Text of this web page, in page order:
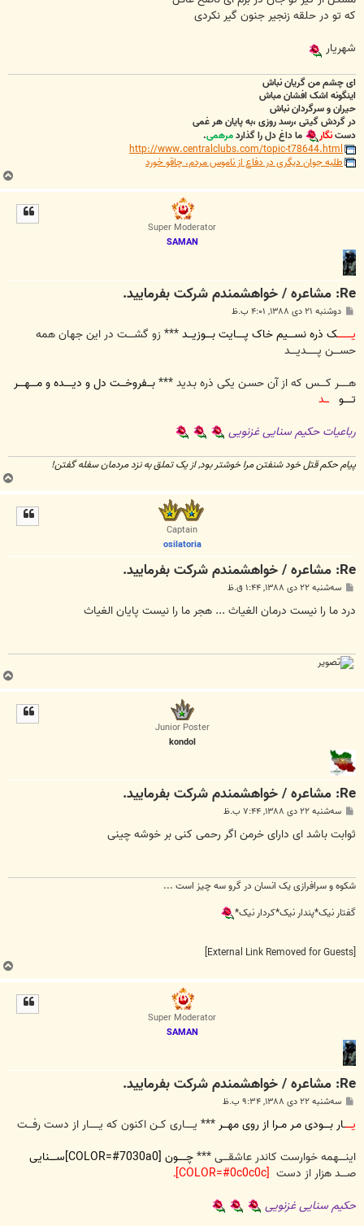
که تو در حلقه زنجیر جنون گیر نکردی
شهریار
ای چشم من گریان نباش
اینگونه اشک افشان مباش
حیران و سرگردان نباش
در گردش گیتی ،رسد روزی ،به پایان هر غمی
دستنگار ما داغ دل را گذاردمرهمی.
http://www.centralclubs.com/topic-t78644.html
طلبه جوان دیگری در دفاع از ناموس مردم، چاقو خورد
ب
ا
Super Moderator
SAMAN
Re: مشاعره / خواهشمندم شرکت بفرماييد.
پ دوشنبه ۲۱ دی ۱۳۸۸, ۴:۰۱ ب.ظ
یـــــــــک ذره نســــیم خاک پـــــایت بــــوزیـــد*** زو گشــــت در این جهان همه
حســــن پـــــــدیــــد
هــــــر کــــس که از آن حسـن یکی ذره بـدید ***بـــفروخـــت دل و دیـــــده و مــــهــــر
تـــــو ـــد
رباعیات حکیم سنایی غزنویی
پیام حکم قتل خود شنفتن مرا خوشتر بود, از یک تملق به نزد مردمان سفله گفتن!
ب
ا
Captain
osilatoria
Re: مشاعره / خواهشمندم شرکت بفرماييد.
پ
ت
سه‌شنبه ۲۲ دی ۱۳۸۸, ۱:۴۴ ق.ظ
درد ما را نیست درمان الغیاث ... هجر ما را نیست پایان الغیاث
ب
ا
Junior Poster
kondol
Re: مشاعره / خواهشمندم شرکت بفرماييد.
پ
ت
سه‌شنبه ۲۲ دی ۱۳۸۸, ۷:۴۴ ب.ظ
ثوابت باشد ای دارای خرمن اگر رحمی کنی بر خوشه چینی
شکوه و سرافرازی یک انسان در گرو سه چیز است ...
گفتار نیک*پندار نیک*کردار نیک*
ب
ا
Super Moderator
SAMAN
Re: مشاعره / خواهشمندم شرکت بفرماييد.
پ
ت
سه‌شنبه ۲۲ دی ۱۳۸۸, ۹:۳۴ ب.ظ
یـــــار بــــودی مـر مــرا از روی مهـــر*** یـــــاری کــن اکنون که یــــــار از دست رفـــت
اینــــهمه خوارست کاندر عاشقـــی ***چـــــون [COLOR=#7030a0]ســــنایی
صــــد هزار از دست
حکیم سنایی غزنویی